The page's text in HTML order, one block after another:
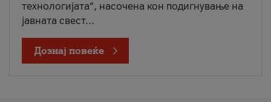
технологијата“, насочена кон подигнување на
јавната свест...
Дознај повеќе